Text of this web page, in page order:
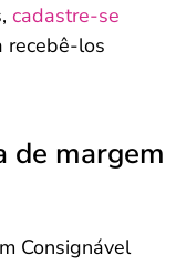
cadastre-se
recebê-los
de margem
Consignável